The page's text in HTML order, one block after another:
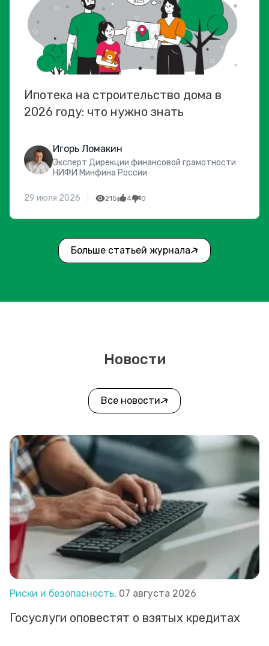
Ипотека на строительство дома в
2026 году: что нужно знать
Игорь Ломакин
Эксперт Дирекции финансовой грамотности
НИФИ Минфина России
29 июля 2026 215 4 0
Больше статьей журнала
Новости
Все новости
Риски и безопасность, 07 августа 2026
Госуслуги оповестят о взятых кредитах